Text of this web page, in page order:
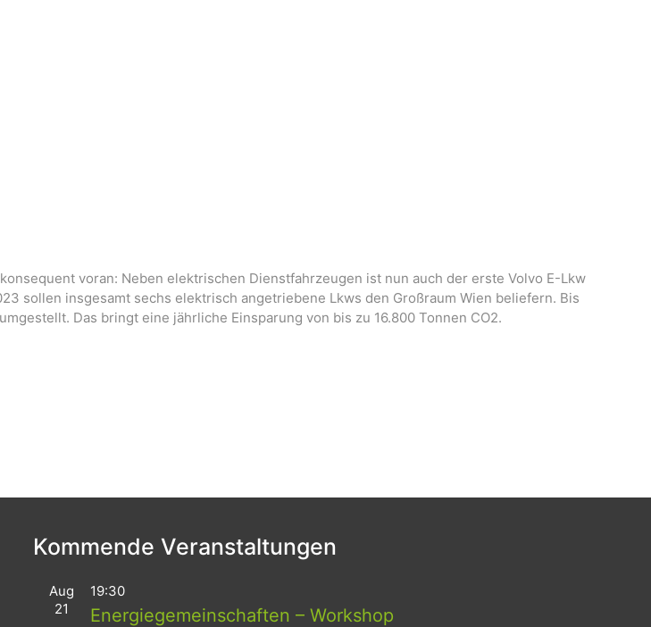
voran: Neben elektrischen Dienstfahrzeugen ist nun auch der erste Volvo E-Lkw
sollen insgesamt sechs elektrisch angetriebene Lkws den Großraum Wien beliefern. Bis
Das bringt eine jährliche Einsparung von bis zu 16.800 Tonnen CO2.
Kommende Veranstaltungen
Aug
21
19:30
Energiegemeinschaften – Workshop